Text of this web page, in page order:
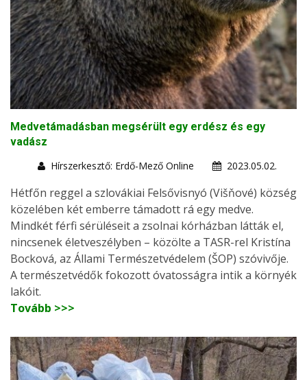
Medvetámadásban megsérült egy erdész és egy
vadász
Hírszerkesztő: Erdő-Mező Online
2023.05.02.
Hétfőn reggel a szlovákiai Felsővisnyó (Višňové) község
közelében két emberre támadott rá egy medve.
Mindkét férfi sérüléseit a zsolnai kórházban látták el,
nincsenek életveszélyben – közölte a TASR-rel Kristína
Bocková, az Állami Természetvédelem (ŠOP) szóvivője.
A természetvédők fokozott óvatosságra intik a környék
lakóit.
Tovább >>>